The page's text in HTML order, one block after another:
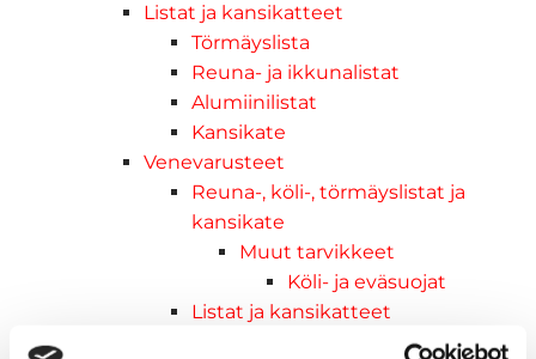
Listat ja kansikatteet
Törmäyslista
Reuna- ja ikkunalistat
Alumiinilistat
Kansikate
Venevarusteet
Reuna-, köli-, törmäyslistat ja
kansikate
Muut tarvikkeet
Köli- ja eväsuojat
Listat ja kansikatteet